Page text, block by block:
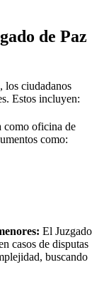
de Paz
, los ciudadanos
Estos incluyen:
como oficina de
como:
El Juzgado
casos de disputas
buscando